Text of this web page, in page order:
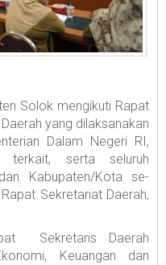
Solok mengikuti Rapat
yang dilaksanakan
Dalam Negeri RI,
terkait, serta seluruh
Kabupaten/Kota se-
Sekretariat Daerah,
Sekretaris Daerah
Keuangan dan